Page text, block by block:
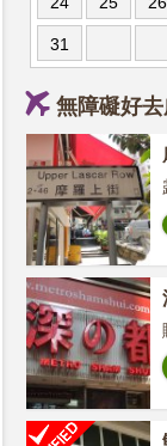
31
無障礙好